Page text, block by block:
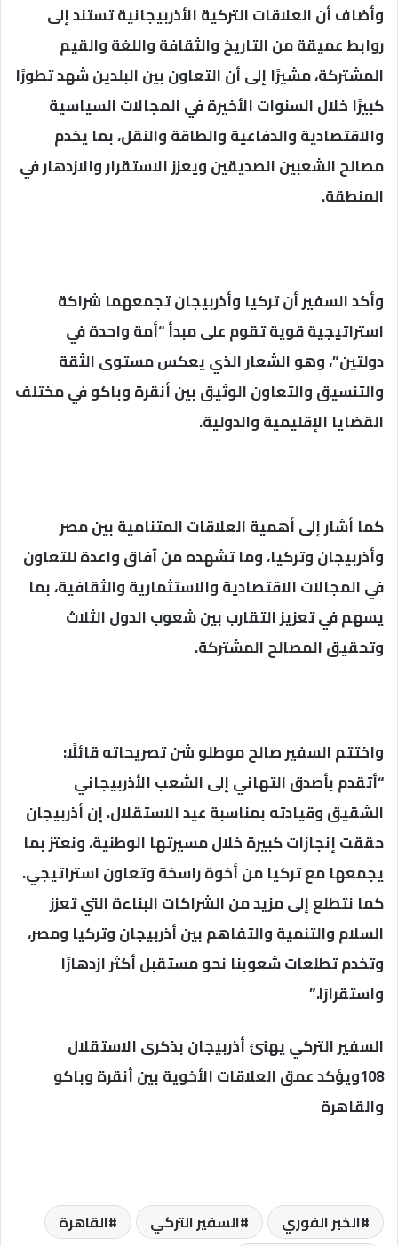
وأضاف أن العلاقات التركية الأذربيجانية تستند إلى
روابط عميقة من التاريخ والثقافة واللغة والقيم
المشتركة، مشيرًا إلى أن التعاون بين البلدين شهد تطورًا
كبيرًا خلال السنوات الأخيرة في المجالات السياسية
والاقتصادية والدفاعية والطاقة والنقل، بما يخدم
مصالح الشعبين الصديقين ويعزز الاستقرار والازدهار في
المنطقة.
وأكد السفير أن تركيا وأذربيجان تجمعهما شراكة
استراتيجية قوية تقوم على مبدأ “أمة واحدة في
دولتين”، وهو الشعار الذي يعكس مستوى الثقة
والتنسيق والتعاون الوثيق بين أنقرة وباكو في مختلف
القضايا الإقليمية والدولية.
كما أشار إلى أهمية العلاقات المتنامية بين مصر
وأذربيجان وتركيا، وما تشهده من آفاق واعدة للتعاون
في المجالات الاقتصادية والاستثمارية والثقافية، بما
يسهم في تعزيز التقارب بين شعوب الدول الثلاث
وتحقيق المصالح المشتركة.
واختتم السفير صالح موطلو شن تصريحاته قائلًا:
“أتقدم بأصدق التهاني إلى الشعب الأذربيجاني
الشقيق وقيادته بمناسبة عيد الاستقلال. إن أذربيجان
حققت إنجازات كبيرة خلال مسيرتها الوطنية، ونعتز بما
يجمعها مع تركيا من أخوة راسخة وتعاون استراتيجي.
كما نتطلع إلى مزيد من الشراكات البناءة التي تعزز
السلام والتنمية والتفاهم بين أذربيجان وتركيا ومصر،
وتخدم تطلعات شعوبنا نحو مستقبل أكثر ازدهارًا
واستقرارًا.”
السفير التركي يهنئ أذربيجان بذكرى الاستقلال
108ويؤكد عمق العلاقات الأخوية بين أنقرة وباكو
والقاهرة
الخبر الفوري السفير التركي القاهرة